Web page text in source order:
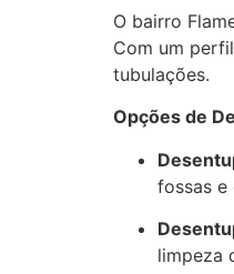
O bairro
Com um
tubulações.
Opções de
fossas e
limpeza